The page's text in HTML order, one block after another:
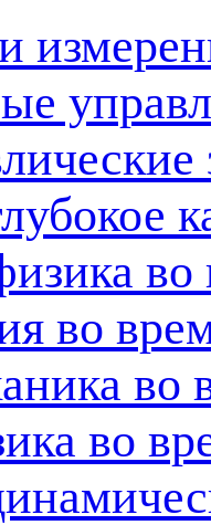
во
во
во
во